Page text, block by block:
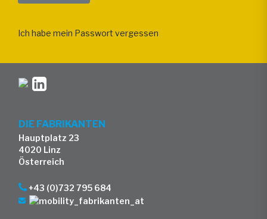
Ich habe mein Passwort vergessen
DIE FABRIKANTEN
Hauptplatz 23
4020 Linz
Österreich
+43 (0)732 795 684